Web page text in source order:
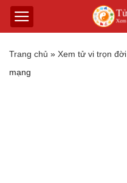
Trang chủ » Xem tử vi trọn đời
mạng